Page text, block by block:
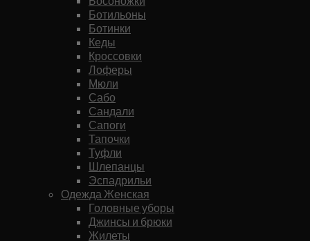
Ботильоны
Ботинки
Кеды
Кроссовки
Лоферы
Мюли
Сабо
Сандали
Сапоги
Тапочки
Туфли
Шлепанцы
Эспадрильи
Одежда Женская
Головные уборы
Джинсы и брюки
Жилеты